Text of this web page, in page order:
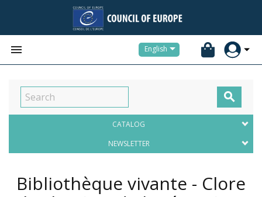
 English

CATALOG
NEWSLETTER
Bibliothèque vivante - Clore